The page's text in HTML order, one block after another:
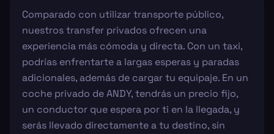
Comparado con utilizar transporte público,
nuestros transfer privados ofrecen una
experiencia más cómoda y directa. Con un taxi,
podrías enfrentarte a largas esperas y paradas
adicionales, además de cargar tu equipaje. En un
coche privado de ANDY, tendrás un precio fijo,
un conductor que espera por ti en la llegada, y
serás llevado directamente a tu destino, sin